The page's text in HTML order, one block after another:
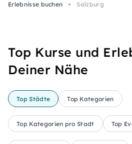
Erlebnisse buchen Salzburg
Top Kurse und
Deiner Nähe
Top Städte Top Kategorien
Top Kategorien pro Stadt Top